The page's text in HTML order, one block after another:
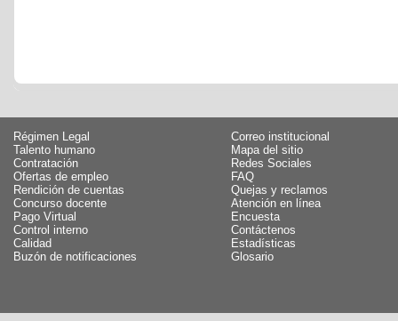
Régimen Legal
Talento humano
Contratación
Ofertas de empleo
Rendición de cuentas
Concurso docente
Pago Virtual
Control interno
Calidad
Buzón de notificaciones
Correo institucional
Mapa del sitio
Redes Sociales
FAQ
Quejas y reclamos
Atención en línea
Encuesta
Contáctenos
Estadísticas
Glosario